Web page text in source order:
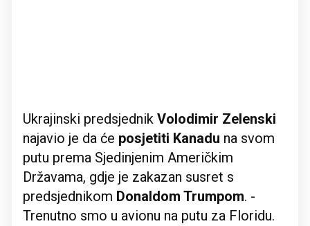
Ukrajinski predsjednik Volodimir Zelenski
najavio je da će posjetiti Kanadu na svom
putu prema Sjedinjenim Američkim
Državama, gdje je zakazan susret s
predsjednikom Donaldom Trumpom. -
Trenutno smo u avionu na putu za Floridu.